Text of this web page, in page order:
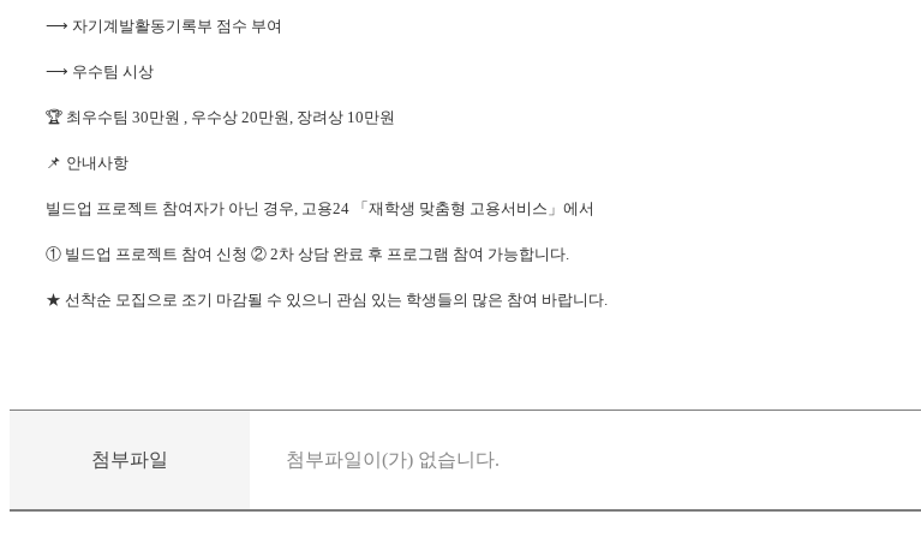
⟶ 자기계발활동기록부 점수 부여
⟶ 우수팀 시상
🏆 최우수팀 30만원 , 우수상 20만원, 장려상 10만원
📌 안내사항
빌드업 프로젝트 참여자가 아닌 경우, 고용24 「 재학생 맞춤형 고용서비스 」 에서
① 빌드업 프로젝트 참여 신청 ② 2차 상담 완료 후 프로그램 참여 가능합니다.
★ 선착순 모집으로 조기 마감될 수 있으니 관심 있는 학생들의 많은 참여 바랍니다.
첨부파일 첨부파일이(가) 없습니다.